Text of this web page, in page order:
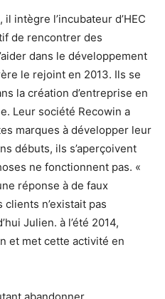
intègre l’incubateur d’HEC
de rencontrer des
dans le développement
le rejoint en 2013. Ils se
la création d’entreprise en
Leur société Recowin a
marques à développer leur
débuts, ils s’aperçoivent
ne fonctionnent pas. «
réponse à de faux
n’existait pas
Julien. à l’été 2014,
et met cette activité en